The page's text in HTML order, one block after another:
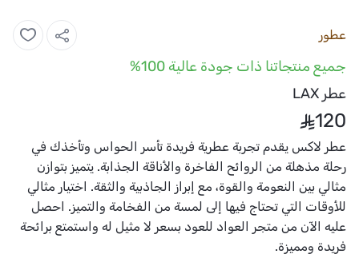
عطور
جميع منتجاتنا ذات جودة عالية 100%
عطر LAX
120
عطر لاكس يقدم تجربة عطرية فريدة تأسر الحواس وتأخذك في
رحلة مذهلة من الروائح الفاخرة والأناقة الجذابة. يتميز بتوازن
مثالي بين النعومة والقوة، مع إبراز الجاذبية والثقة. اختيار مثالي
للأوقات التي تحتاج فيها إلى لمسة من الفخامة والتميز. احصل
عليه الآن من متجر العواد للعود بسعر لا مثيل له واستمتع برائحة
فريدة ومميزة.